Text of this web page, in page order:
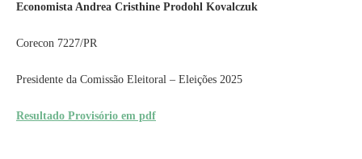
Economista Andrea Cristhine Prodohl Kovalczuk
Corecon 7227/PR
Presidente da Comissão Eleitoral – Eleições 2025
Resultado Provisório em pdf